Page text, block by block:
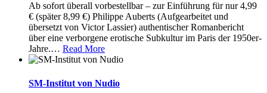
Ab sofort überall vorbestellbar – zur Einführung für nur 4,99
€ (später 8,99 €) Philippe Auberts (Aufgearbeitet und
übersetzt von Victor Lassier) authentischer Romanbericht
über eine verborgene erotische Subkultur im Paris der 1950er-
Jahre.… Read More
SM-Institut von Nudio